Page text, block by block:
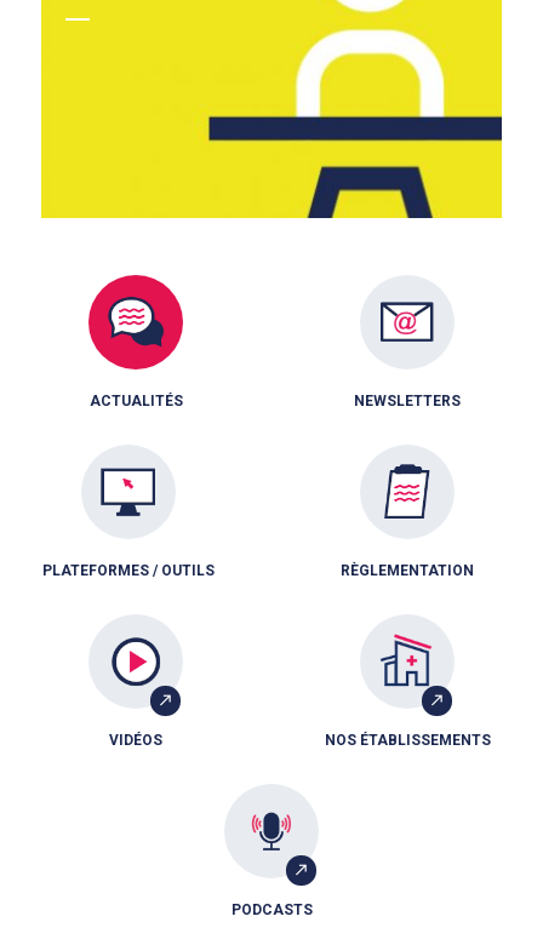
ACTUALITÉS NEWSLETTERS
PLATEFORMES / OUTILS RÈGLEMENTATION
VIDÉOS NOS ÉTABLISSEMENTS
PODCASTS